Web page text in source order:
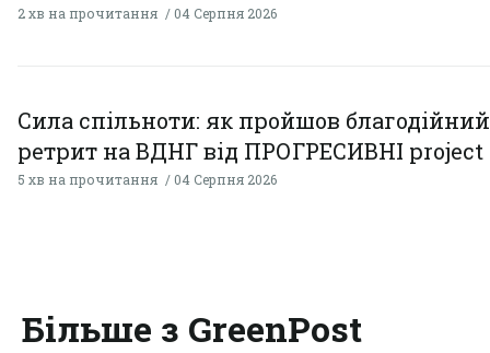
2 хв на прочитання 04 Серпня 2026
Сила спільноти: як пройшов благодійний
ретрит на ВДНГ від ПРОГРЕСИВНІ project
5 хв на прочитання 04 Серпня 2026
Більше з GreenPost